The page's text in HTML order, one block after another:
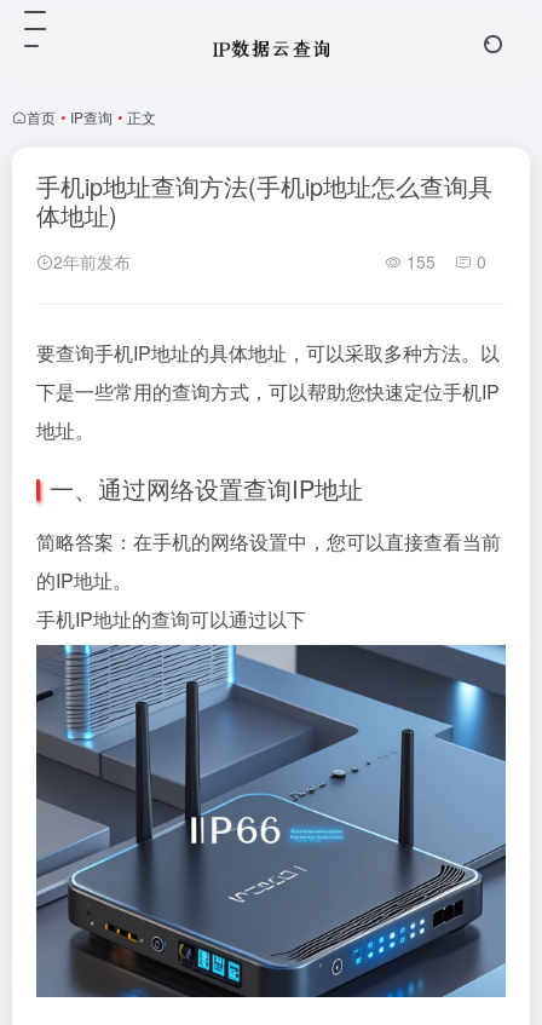
首页 • IP查询 • 正文
手机ip地址查询方法(手机ip地址怎么查询具
体地址)
2年前发布 155 0
要查询手机IP地址的具体地址，可以采取多种方法。以
下是一些常用的查询方式，可以帮助您快速定位手机IP
地址。
一、通过网络设置查询IP地址
简略答案：在手机的网络设置中，您可以直接查看当前
的IP地址。
手机IP地址的查询可以通过以下